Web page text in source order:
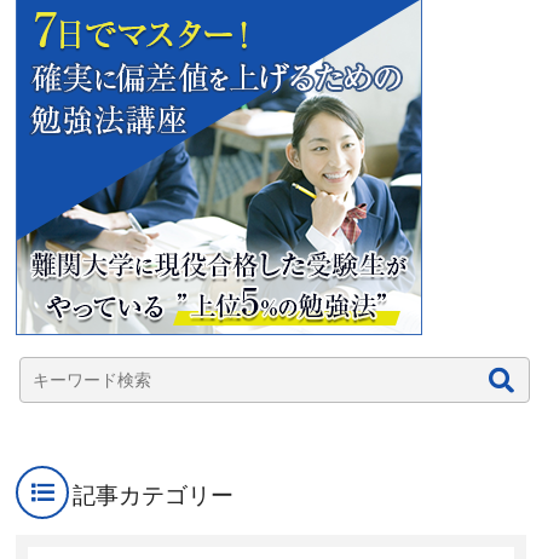
記事カテゴリー